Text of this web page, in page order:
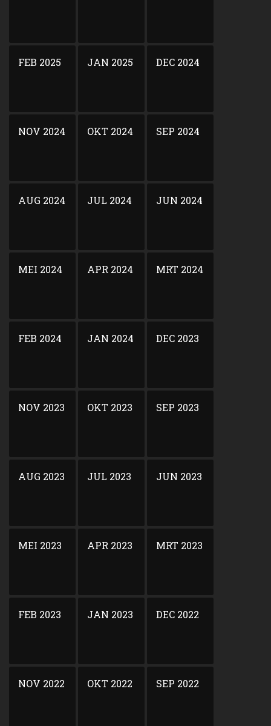
FEB 2025 JAN 2025 DEC 2024
NOV 2024 OKT 2024 SEP 2024
AUG 2024 JUL 2024 JUN 2024
MEI 2024 APR 2024 MRT 2024
FEB 2024 JAN 2024 DEC 2023
NOV 2023 OKT 2023 SEP 2023
AUG 2023 JUL 2023 JUN 2023
MEI 2023 APR 2023 MRT 2023
FEB 2023 JAN 2023 DEC 2022
NOV 2022 OKT 2022 SEP 2022